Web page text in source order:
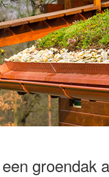
groendak